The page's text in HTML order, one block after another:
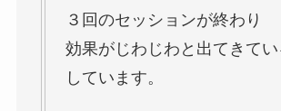
３回のセッションが終わり
効果がじわじわと出てきて
しています。